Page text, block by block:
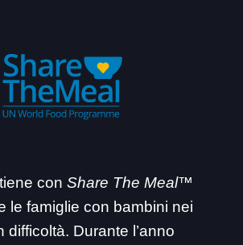
con Share The Meal™
le famiglie con bambini nei
difficoltà. Durante l’anno